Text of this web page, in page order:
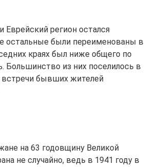
Еврейский регион остался
остальные были переименованы в
краях был ниже общего по
Большинство из них поселилось в
встречи бывших жителей
на 63 годовщину Великой
не случайно, ведь в 1941 году в